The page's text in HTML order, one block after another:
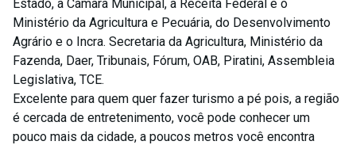
Estado, a Câmara Municipal, a Receita Federal e o
Ministério da Agricultura e Pecuária, do Desenvolvimento
Agrário e o Incra. Secretaria da Agricultura, Ministério da
Fazenda, Daer, Tribunais, Fórum, OAB, Piratini, Assembleia
Legislativa, TCE.
Excelente para quem quer fazer turismo a pé pois, a região
é cercada de entretenimento, você pode conhecer um
pouco mais da cidade, a poucos metros você encontra